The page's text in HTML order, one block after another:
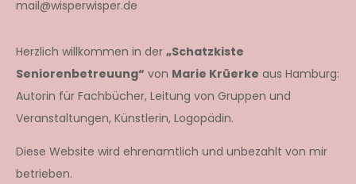
mail@wisperwisper.de
Herzlich willkommen in der „Schatzkiste
Seniorenbetreuung“ von Marie Krüerke aus Hamburg:
Autorin für Fachbücher, Leitung von Gruppen und
Veranstaltungen, Künstlerin, Logopädin.
Diese Website wird ehrenamtlich und unbezahlt von mir
betrieben.